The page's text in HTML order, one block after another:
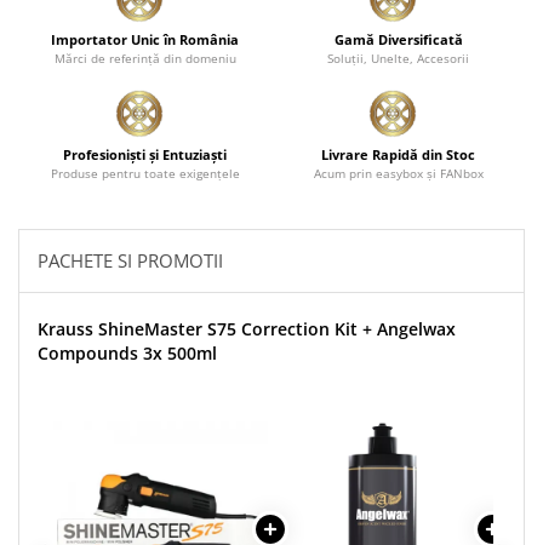
Importator Unic în România
Mărci de referinţă din domeniu
Gamă Diversificată
Soluţii, Unelte, Accesorii
Profesionişti şi Entuziaşti
Produse pentru toate exigenţele
Livrare Rapidă din Stoc
Acum prin easybox şi FANbox
PACHETE SI PROMOTII
Krauss ShineMaster S75 Correction Kit + Angelwax
Compounds 3x 500ml